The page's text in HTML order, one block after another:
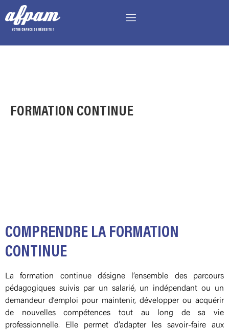
FORMATION CONTINUE
COMPRENDRE LA FORMATION
CONTINUE
La formation continue désigne l’ensemble des parcours
pédagogiques suivis par un salarié, un indépendant ou un
demandeur d’emploi pour maintenir, développer ou acquérir
de nouvelles compétences tout au long de sa vie
professionnelle. Elle permet d’adapter les savoir-faire aux